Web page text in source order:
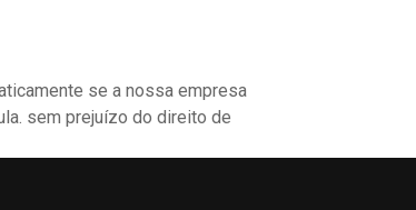
se a nossa empresa
sem prejuízo do direito de